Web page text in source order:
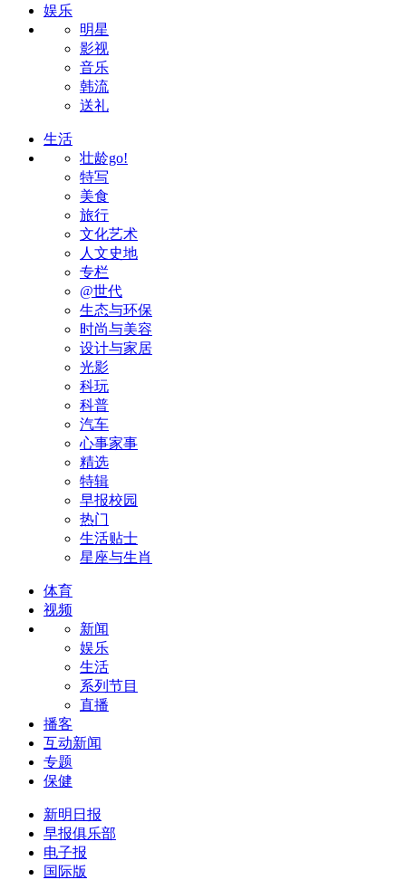
娱乐
明星
影视
音乐
韩流
送礼
生活
壮龄go!
特写
美食
旅行
文化艺术
人文史地
专栏
@世代
生态与环保
时尚与美容
设计与家居
光影
科玩
科普
汽车
心事家事
精选
特辑
早报校园
热门
生活贴士
星座与生肖
体育
视频
新闻
娱乐
生活
系列节目
直播
播客
互动新闻
专题
保健
新明日报
早报俱乐部
电子报
国际版